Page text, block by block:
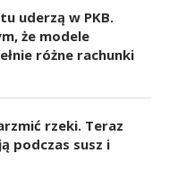
uderzą w PKB.
że modele
różne rachunki
rzeki. Teraz
podczas susz i